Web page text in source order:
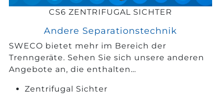
CS6 ZENTRIFUGAL SICHTER
Andere Separationstechnik
SWECO bietet mehr im Bereich der
Trenngeräte. Sehen Sie sich unsere anderen
Angebote an, die enthalten…
Zentrifugal Sichter